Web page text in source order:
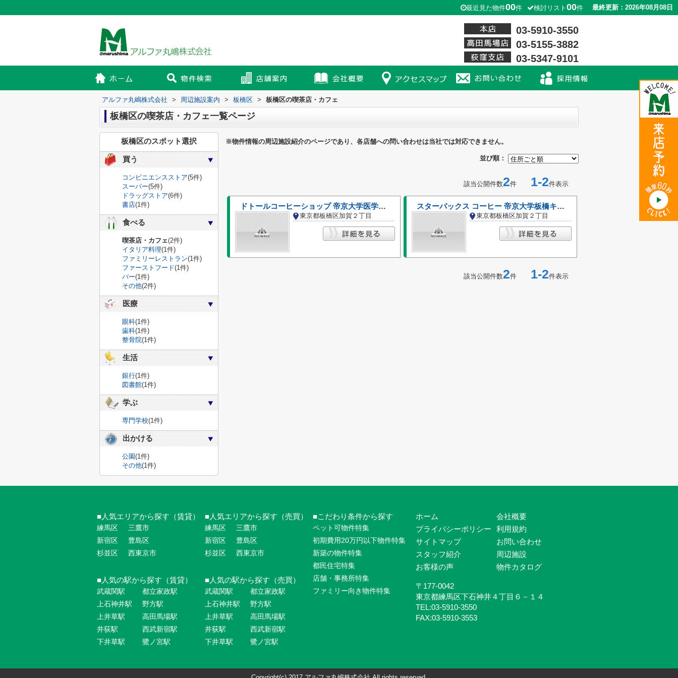
最近見た物件00件 検討リスト 00件 最終更新：2026年08月08日
03-5910-3550
03-5155-3882
03-5347-9101
アルファ丸嶋株式会社 > 周辺施設案内 > 板橋区 > 板橋区の喫茶店・カフェ
板橋区の喫茶店・カフェ一覧ページ
※物件情報の周辺施設紹介のページであり、各店舗への問い合わせは当社では対応できません。
並び順：
該当公開件数2件 1-2件表示
ドトールコーヒーショップ 帝京大学医学部附属病院店
東京都板橋区加賀２丁目
スターバックス コーヒー 帝京大学板橋キャンパス店
東京都板橋区加賀２丁目
該当公開件数2件 1-2件表示
板橋区のスポット選択
買う
コンビニエンスストア(5件)
スーパー(5件)
ドラッグストア(6件)
書店(1件)
食べる
喫茶店・カフェ(2件)
イタリア料理(1件)
ファミリーレストラン(1件)
ファーストフード(1件)
バー(1件)
その他(2件)
医療
眼科(1件)
歯科(1件)
整骨院(1件)
生活
銀行(1件)
図書館(1件)
学ぶ
専門学校(1件)
出かける
公園(1件)
その他(1件)
人気エリアから探す（賃貸）
練馬区
新宿区
杉並区
三鷹市
豊島区
西東京市
人気の駅から探す（賃貸）
武蔵関駅
上石神井駅
上井草駅
井荻駅
下井草駅
都立家政駅
野方駅
高田馬場駅
西武新宿駅
鷺ノ宮駅
人気エリアから探す（売買）
練馬区
新宿区
杉並区
三鷹市
豊島区
西東京市
人気の駅から探す（売買）
武蔵関駅
上石神井駅
上井草駅
井荻駅
下井草駅
都立家政駅
野方駅
高田馬場駅
西武新宿駅
鷺ノ宮駅
こだわり条件から探す
ペット可物件特集
初期費用20万円以下物件特集
新築の物件特集
都民住宅特集
店舗・事務所特集
ファミリー向き物件特集
ホーム
会社概要
プライバシーポリシー
利用規約
サイトマップ
お問い合わせ
スタッフ紹介
周辺施設
お客様の声
物件カタログ
〒177-0042
東京都練馬区下石神井４丁目６－１４
TEL:03-5910-3550
FAX:03-5910-3553